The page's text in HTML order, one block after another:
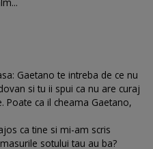
Gaetano te intreba de ce nu
si tu ii spui ca nu are curaj
Poate ca il cheama Gaetano,
ca tine si mi-am scris
sotului tau au ba?